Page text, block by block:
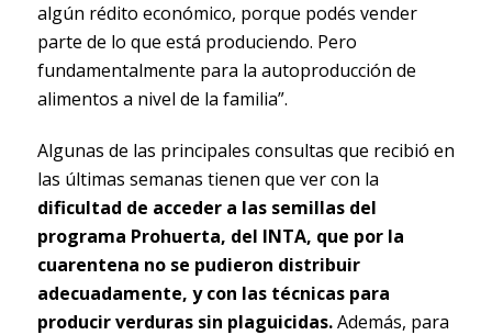
algún rédito económico, porque podés vender
parte de lo que está produciendo. Pero
fundamentalmente para la autoproducción de
alimentos a nivel de la familia”.
Algunas de las principales consultas que recibió en
las últimas semanas tienen que ver con la
dificultad de acceder a las semillas del
programa Prohuerta, del INTA, que por la
cuarentena no se pudieron distribuir
adecuadamente, y con las técnicas para
producir verduras sin plaguicidas.Además, para